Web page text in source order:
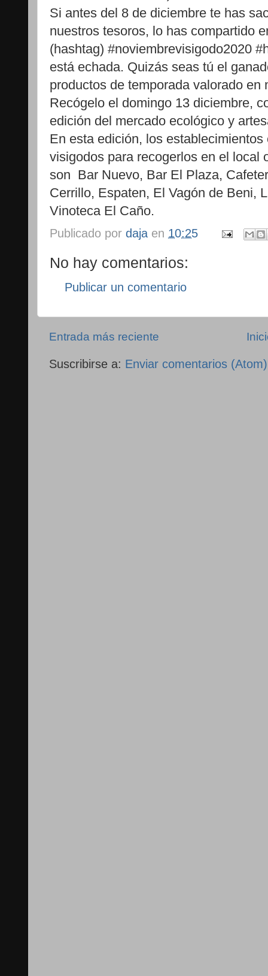
Si antes del 8 de diciembre te has
nuestros tesoros, lo has compartido
(hashtag) #noviembrevisigodo2020
está echada. Quizás seas tú el
productos de temporada valorado en
Recógelo el domingo 13 diciembre,
edición del mercado ecológico y
En esta edición, los
visigodos para recogerlos en el local
son Bar Nuevo, Bar El Plaza,
Cerrillo, Espaten, El Vagón de Beni,
Vinoteca El Caño.
Publicado por daja en 10:25
No hay comentarios:
Publicar un comentario
Entrada más reciente
Suscribirse a: Enviar comentarios (Atom)